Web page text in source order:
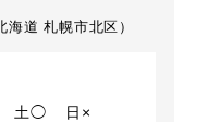
海道 札幌市北区）
土◯
日×